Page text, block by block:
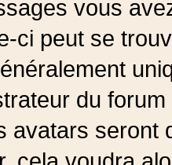
vous
ci peut se
du
avatars seront